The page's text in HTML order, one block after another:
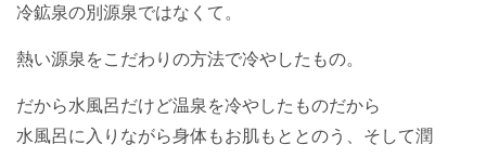
冷鉱泉の別源泉ではなくて。
熱い源泉をこだわりの方法で冷やしたもの。
だから水風呂だけど温泉を冷やしたものだから
水風呂に入りながら身体もお肌もととのう、そして潤